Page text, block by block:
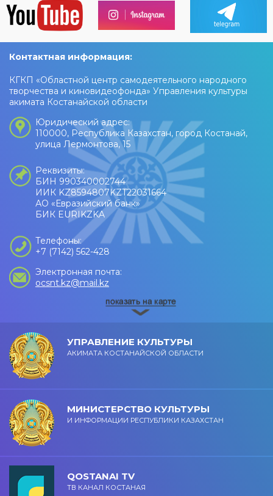
Контактная информация:
КГКП «Областной центр самодеятельного народного
творчества и киновидеофонда» Управления культуры
акимата Костанайской области
Юридический адрес:
110000, Республика Казахстан, город Костанай,
улица Лермонтова, 15
Реквизиты:
БИН 990340002744
ИИК KZ8594807KZT22031664
АО «Евразийский банк»
БИК EURIKZKA
Телефоны:
+7 (7142) 562-428
Электронная почта:
ocsnt.kz@mail.kz
УПРАВЛЕНИЕ КУЛЬТУРЫ
АКИМАТА КОСТАНАЙСКОЙ ОБЛАСТИ
МИНИСТЕРСТВО КУЛЬТУРЫ
И ИНФОРМАЦИИ РЕСПУБЛИКИ КАЗАХСТАН
QOSTANAI TV
ТВ КАНАЛ КОСТАНАЯ